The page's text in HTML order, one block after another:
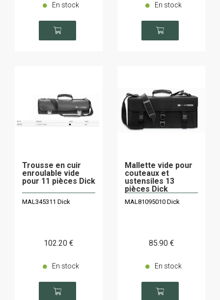
En stock En stock
Trousse en cuir
enroulable vide
pour 11 pièces Dick
MAL345311 Dick
102.20 €
En stock
Mallette vide pour
couteaux et
ustensiles 13
pièces Dick
MAL81095010 Dick
85.90 €
En stock